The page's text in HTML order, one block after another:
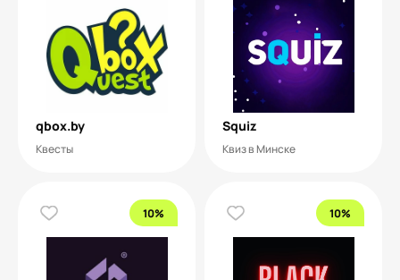
qbox.by
Квесты
Squiz
Квиз в Минске
10% 10%